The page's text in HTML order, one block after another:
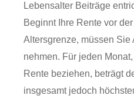
Lebensalter Beiträge
Beginnt Ihre Rente vor
Altersgrenze, müssen Sie
nehmen. Für jeden
Rente beziehen, beträgt
insgesamt jedoch